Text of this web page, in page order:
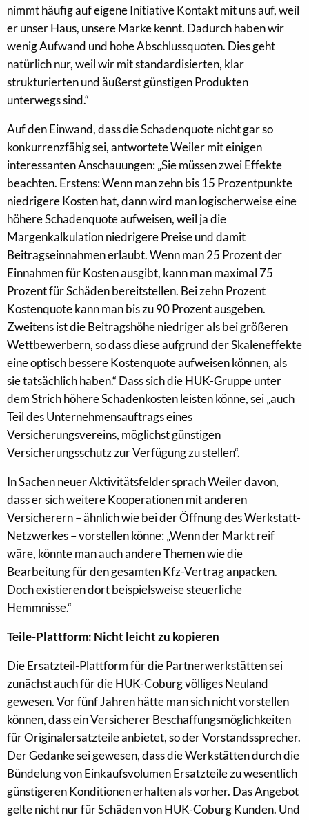
nimmt häufig auf eigene Initiative Kontakt mit uns auf, weil
er unser Haus, unsere Marke kennt. Dadurch haben wir
wenig Aufwand und hohe Abschlussquoten. Dies geht
natürlich nur, weil wir mit standardisierten, klar
strukturierten und äußerst günstigen Produkten
unterwegs sind.“
Auf den Einwand, dass die Schadenquote nicht gar so
konkurrenzfähig sei, antwortete Weiler mit einigen
interessanten Anschauungen: „Sie müssen zwei Effekte
beachten. Erstens: Wenn man zehn bis 15 Prozentpunkte
niedrigere Kosten hat, dann wird man logischerweise eine
höhere Schadenquote aufweisen, weil ja die
Margenkalkulation niedrigere Preise und damit
Beitragseinnahmen erlaubt. Wenn man 25 Prozent der
Einnahmen für Kosten ausgibt, kann man maximal 75
Prozent für Schäden bereitstellen. Bei zehn Prozent
Kostenquote kann man bis zu 90 Prozent ausgeben.
Zweitens ist die Beitragshöhe niedriger als bei größeren
Wettbewerbern, so dass diese aufgrund der Skaleneffekte
eine optisch bessere Kostenquote aufweisen können, als
sie tatsächlich haben.“ Dass sich die HUK-Gruppe unter
dem Strich höhere Schadenkosten leisten könne, sei „auch
Teil des Unternehmensauftrags eines
Versicherungsvereins, möglichst günstigen
Versicherungsschutz zur Verfügung zu stellen“.
In Sachen neuer Aktivitätsfelder sprach Weiler davon,
dass er sich weitere Kooperationen mit anderen
Versicherern – ähnlich wie bei der Öffnung des Werkstatt-
Netzwerkes – vorstellen könne: „Wenn der Markt reif
wäre, könnte man auch andere Themen wie die
Bearbeitung für den gesamten Kfz-Vertrag anpacken.
Doch existieren dort beispielsweise steuerliche
Hemmnisse.“
Teile-Plattform: Nicht leicht zu kopieren
Die Ersatzteil-Plattform für die Partnerwerkstätten sei
zunächst auch für die HUK-Coburg völliges Neuland
gewesen. Vor fünf Jahren hätte man sich nicht vorstellen
können, dass ein Versicherer Beschaffungsmöglichkeiten
für Originalersatzteile anbietet, so der Vorstandssprecher.
Der Gedanke sei gewesen, dass die Werkstätten durch die
Bündelung von Einkaufsvolumen Ersatzteile zu wesentlich
günstigeren Konditionen erhalten als vorher. Das Angebot
gelte nicht nur für Schäden von HUK-Coburg Kunden. Und